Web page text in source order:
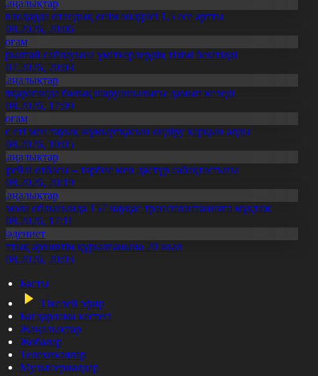
отандық өнім өндірісі 1,5 есе артты
20:06
сайлауына үміткерлердің тізімі бекітілді
20:03
балық шаруашылығы дамып келеді
17:09
еті мен тауық жұмыртқасын өндіру қарқын алды
10:05
отбасы – тәрбие мен дәстүр сабақтастығы
20:19
облысында 157 науқас трансплантацияға мұқтаж
17:11
архивтің құрылғанына 20 жыл
20:03
Басты
Тікелей эфир
Бағдарлама кестесі
Жаңалықтар
Жобалар
Телехикаялар
Мультсериалдар